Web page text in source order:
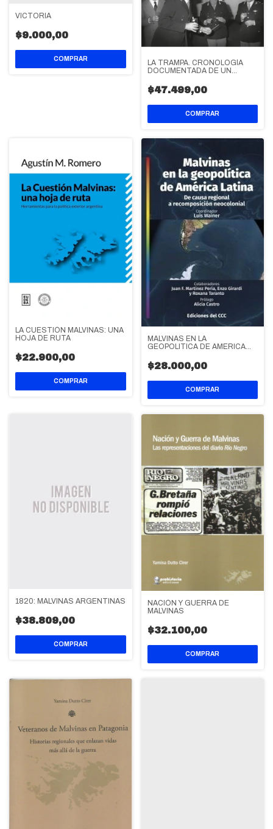
VICTORIA
$9.000,00
LA TRAMPA. CRONOLOGÍA
DOCUMENTADA DE UN
$47.499,00
LA CUESTIÓN MALVINAS: UNA
HOJA DE RUTA
$22.900,00
MALVINAS EN LA
GEOPOLITICA DE AMERICA
$28.000,00
1820: MALVINAS ARGENTINAS
$38.809,00
NACIÓN Y GUERRA DE
MALVINAS
$32.100,00